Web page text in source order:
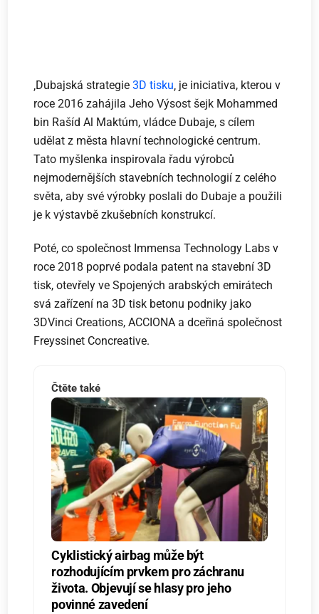
‚Dubajská strategie3D tisku‚ je iniciativa, kterou v
roce 2016 zahájila Jeho Výsost šejk Mohammed
bin Rašíd Al Maktúm, vládce Dubaje, s cílem
udělat z města hlavní technologické centrum.
Tato myšlenka inspirovala řadu výrobců
nejmodernějších stavebních technologií z celého
světa, aby své výrobky poslali do Dubaje a použili
je k výstavbě zkušebních konstrukcí.
Poté, co společnost Immensa Technology Labs v
roce 2018 poprvé podala patent na stavební 3D
tisk, otevřely ve Spojených arabských emirátech
svá zařízení na 3D tisk betonu podniky jako
3DVinci Creations, ACCIONA a dceřiná společnost
Freyssinet Concreative.
Čtěte také
Cyklistický airbag může být
rozhodujícím prvkem pro záchranu
života. Objevují se hlasy pro jeho
povinné zavedení